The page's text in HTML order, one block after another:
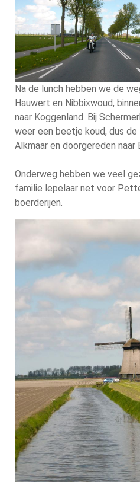
Na de lunch hebben we de
Hauwert en Nibbixwoud,
naar Koggenland. Bij
weer een beetje koud, dus de
Alkmaar en doorgereden naar
Onderweg hebben we veel
familie lepelaar net voor
boerderijen.